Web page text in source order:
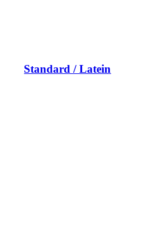
Standard / Latein